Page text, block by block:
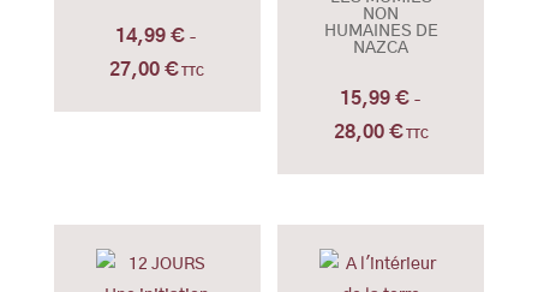
14,99€ –
27,00€Plage
27,00 €
TTC
NON
HUMAINES DE
NAZCA
15,99 € –
28,00 €Plage
15,99 €
à
TTC